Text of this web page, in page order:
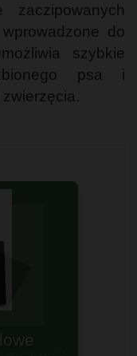
zaczipowanych
do
szybkie
psa i